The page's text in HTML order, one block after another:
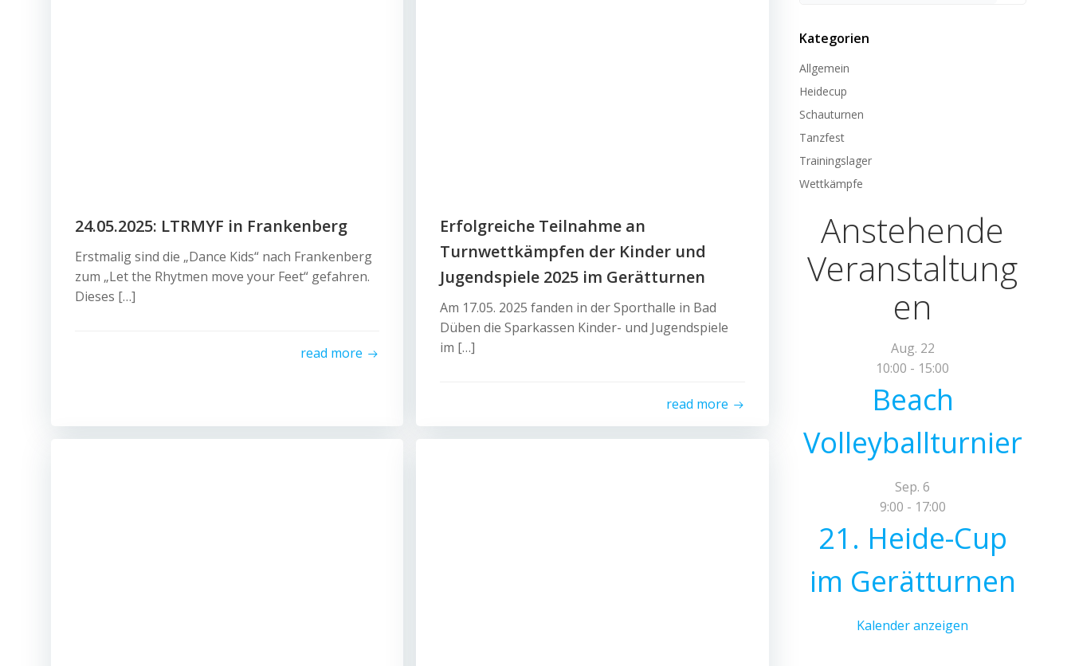
24.05.2025: LTRMYF in Frankenberg
Erstmalig sind die „Dance Kids“ nach Frankenberg
zum „Let the Rhytmen move your Feet“ gefahren.
Dieses […]
read more
Erfolgreiche Teilnahme an
Turnwettkämpfen der Kinder und
Jugendspiele 2025 im Gerätturnen
Am 17.05. 2025 fanden in der Sporthalle in Bad
Düben die Sparkassen Kinder- und Jugendspiele
im […]
read more
Kategorien
Allgemein
Heidecup
Schauturnen
Tanzfest
Trainingslager
Wettkämpfe
Anstehende
Veranstaltung
en
Aug. 22
10:00 - 15:00
Beach
Volleyballturnier
Sep.6
9:00 - 17:00
21. Heide-Cup
im Gerätturnen
Kalender anzeigen